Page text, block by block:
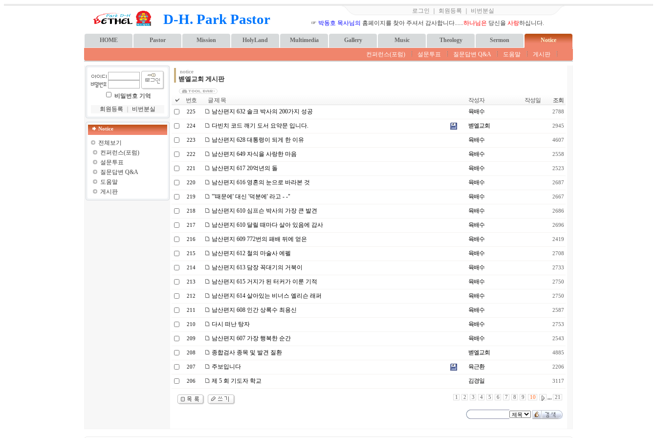
D-H. Park Pastor
로그인 회원등록
비번분실
☞ 박동호 목사님의 홈페이지를 찾아 주셔서 감사합니다......하나님은 당신을 사랑하십니다.
HOME Pastor Mission HolyLand Multimedia Gallery Music Theology Sermon Notice
컨퍼런스(포럼) 설문투표 질문답변 Q&A 도움말 게시판
비밀번호 기억
회원등록
비번분실
Notice
전체보기
컨퍼런스(포럼)
설문투표
질문답변 Q&A
도움말
게시판
notice
벧엘교회 게시판
번호 글 제 목 작성자 작성일 조회
225 남산편지 632 솔크 박사의 200가지 성공 육배수 2788
224 다빈치 코드 깨기 도서 요약문 입니다. 벧엘교회 2945
223 남산편지 628 대통령이 되게 한 이유 육배수 4607
222 남산편지 649 자식을 사랑한 마음 육배수 2558
221 남산편지 617 20억년의 돌 육배수 2523
220 남산편지 616 영혼의 눈으로 바라본 것 육배수 2687
219 "'때문에' 대신 '덕분에' 라고 - -" 육배수 2667
218 남산편지 610 심프슨 박사의 가장 큰 발견 육배수 2686
217 남산편지 610 달릴 때마다 살아 있음에 감사 육배수 2696
216 남산편지 609 772번의 패배 뒤에 얻은 육배수 2419
215 남산편지 612 철의 마술사 에펠 육배수 2708
214 남산편지 613 담장 꼭대기의 거북이 육배수 2733
213 남산편지 615 거지가 된 터커가 이룬 기적 육배수 2750
212 남산편지 614 살아있는 비너스 엘리슨 래퍼 육배수 2750
211 남산편지 608 인간 상록수 최용신 육배수 2587
210 다시 떠난 탕자 육배수 2753
209 남산편지 607 가장 행복한 순간 육배수 2543
208 종합검사 종목 및 발견 질환 벧엘교회 4885
207 주보입니다 육근환 2206
206 제 5 회 기도자 학교 김경일 3117
1 2 3 4 5 6 7 8 9 10 ,,, 21